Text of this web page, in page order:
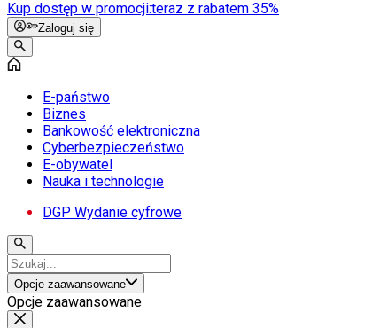
Kup dostęp w promocji:teraz z rabatem 35%
Zaloguj się
E-państwo
Biznes
Bankowość elektroniczna
Cyberbezpieczeństwo
E-obywatel
Nauka i technologie
DGP Wydanie cyfrowe
Opcje zaawansowane
Opcje zaawansowane